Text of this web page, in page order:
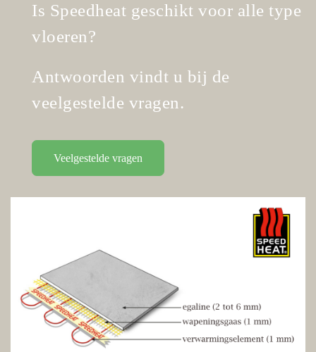
Is Speedheat geschikt voor alle type
vloeren?
Antwoorden vindt u bij de
veelgestelde vragen.
Veelgestelde vragen